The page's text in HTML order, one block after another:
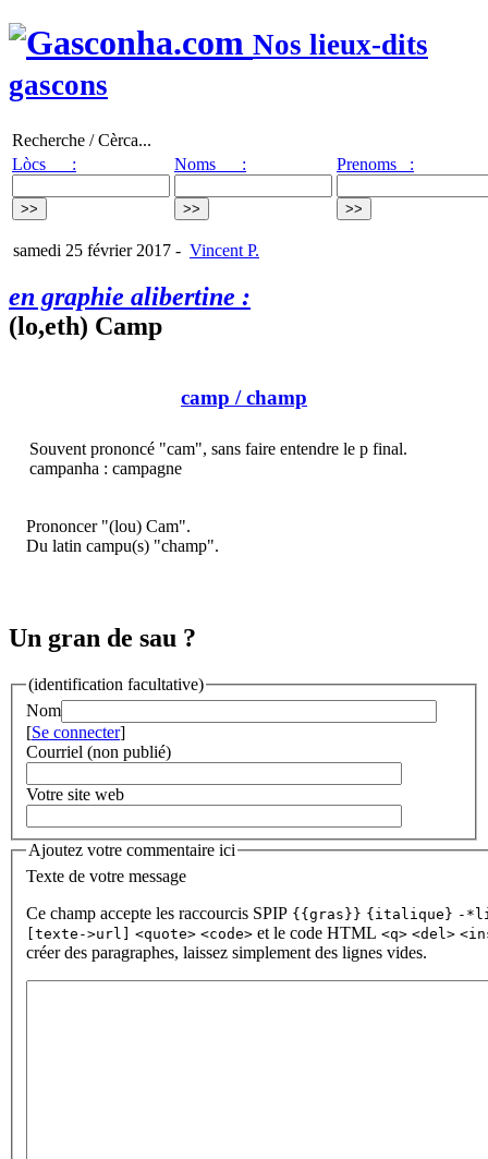
Nos lieux-dits
gascons
Recherche / Cèrca...
Lòcs :
Noms : Prenoms :
samedi 25 février 2017 - Vincent P.
en graphie alibertine :
(lo,eth) Camp
camp / champ
Souvent prononcé "cam", sans faire entendre le p final.
campanha : campagne
Prononcer "(lou) Cam".
Du latin campu(s) "champ".
Un gran de sau ?
(identification facultative)
Nom
[Se connecter]
Courriel (non publié)
Votre site web
Ajoutez votre commentaire ici
Texte de votre message
Ce champ accepte les raccourcis SPIP {{gras}} {italique} -
[texte->url] <quote> <code> et le code HTML <q> <del>
créer des paragraphes, laissez simplement des lignes vides.